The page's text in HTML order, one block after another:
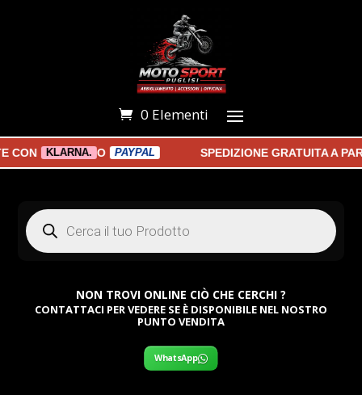
0 Elementi
KLARNA. O PAYPAL SPEDIZIONE GRATUITA A
Products
search
NON TROVI ONLINE CIÒ CHE CERCHI ?
CONTATTACI PER VEDERE SE È DISPONIBILE NEL NOSTRO
PUNTO VENDITA
WhatsApp